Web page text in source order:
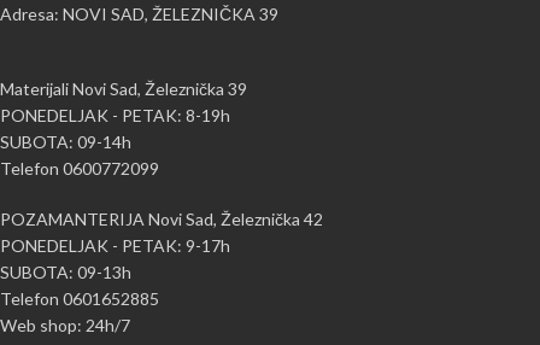
Adresa: NOVI SAD, ŽELEZNIČKA 39
Materijali Novi Sad, Železnička 39
PONEDELJAK - PETAK: 8-19h
SUBOTA: 09-14h
Telefon 0600772099
POZAMANTERIJA Novi Sad, Železnička 42
PONEDELJAK - PETAK: 9-17h
SUBOTA: 09-13h
Telefon 0601652885
Web shop: 24h/7